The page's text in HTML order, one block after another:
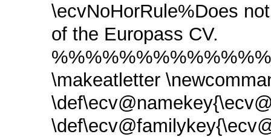
\ecvNoHorRule%Does
of the Europass CV.
\makeatletter